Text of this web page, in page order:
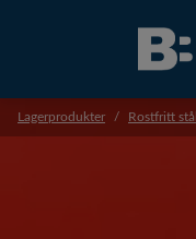
Lagerprodukter Rostfritt stål